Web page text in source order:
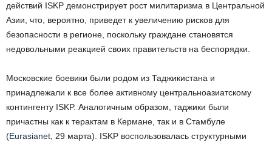
действий ISKP демонстрирует рост милитаризма в Центральной
Азии, что, вероятно, приведет к увеличению рисков для
безопасности в регионе, поскольку граждане становятся
недовольными реакцией своих правительств на беспорядки.
Московские боевики были родом из Таджикистана и
принадлежали к все более активному центральноазиатскому
контингенту ISKP. Аналогичным образом, таджики были
причастны как к терактам в Кермане, так и в Стамбуле
(Eurasianet , 29 марта). ISKP воспользовалась структурными